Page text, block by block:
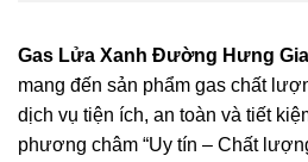
Gas Lửa Xanh Đường Hưng
mang đến sản phẩm gas chất
dịch vụ tiện ích, an toàn và tiết
phương châm “Uy tín – Chất